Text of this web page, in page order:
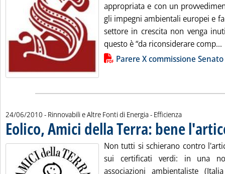
appropriata e con un
gli impegni ambientali europei e
settore in crescita non venga
questo è “da riconsiderare comp...
Lista allegati PDF alla notiziaParere X commissione Senato
24/06/2010 - Rinnovabili e Altre Fonti di Energia - Efficienza
Eolico, Amici della Terra: bene
Non tutti si schierano contro
sui certificati verdi: in una
associazioni ambientaliste